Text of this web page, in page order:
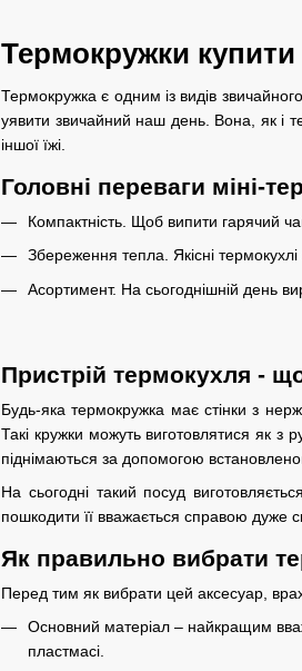
Термокружки купити
Термокружка є одним із видів
уявити звичайний наш день. Вона, як і
іншої їжі.
Головні переваги міні-
Компактність. Щоб випити гарячий
Збереження тепла. Якісні термокухлі
Асортимент. На сьогоднішній день
Пристрій термокухля -
Будь-яка термокружка має стінки з
Такі кружки можуть виготовлятися як з
піднімаються за допомогою
На сьогодні такий посуд
пошкодити її вважається справою дуже
Як правильно вибрати
Перед тим як вибрати цей аксесуар,
Основний матеріал – найкращим
пластмасі.